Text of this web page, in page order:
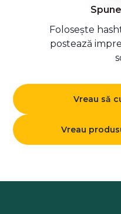
Folosește
postează
Vreau să
Vreau